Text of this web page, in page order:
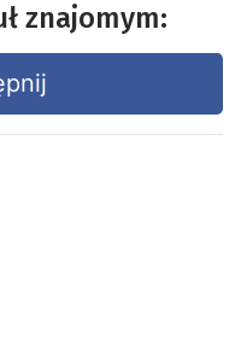
znajomym: